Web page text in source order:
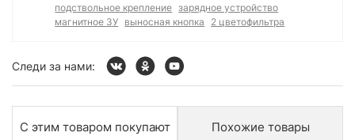
подствольное крепление зарядное устройство
магнитное ЗУ выносная кнопка 2 цветофильтра
Следи за нами:
С этим товаром покупают Похожие товары